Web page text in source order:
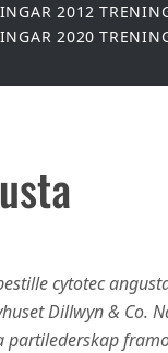
2012
2020
cytotec
Dillwyn & Co.